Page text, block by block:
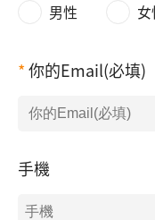
男性
你的Email(必填)
手機